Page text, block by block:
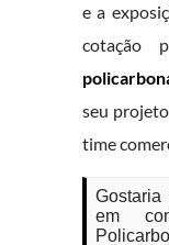
e a
cotação
seu
time
em